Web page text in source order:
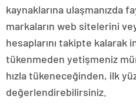
kaynaklarına ulaşmanızda
markaların web sitelerini
hesaplarını takipte kalarak
tükenmeden yetişmeniz
hızla tükeneceğinden, ilk
değerlendirebilirsiniz.